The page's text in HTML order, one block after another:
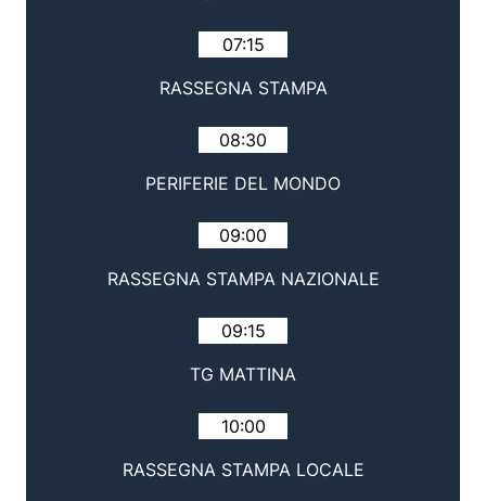
07:15
RASSEGNA STAMPA
08:30
PERIFERIE DEL MONDO
09:00
RASSEGNA STAMPA NAZIONALE
09:15
TG MATTINA
10:00
RASSEGNA STAMPA LOCALE